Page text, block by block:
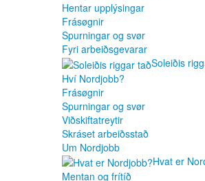
Hentar upplýsingar
Frásøgnir
Spurningar og svør
Fyri arbeiðsgevarar
Soleiðis
Hví Nordjobb?
Frásøgnir
Spurningar og svør
Viðskiftatreytir
Skráset arbeiðsstað
Um Nordjobb
Hvat er
Mentan og frítíð